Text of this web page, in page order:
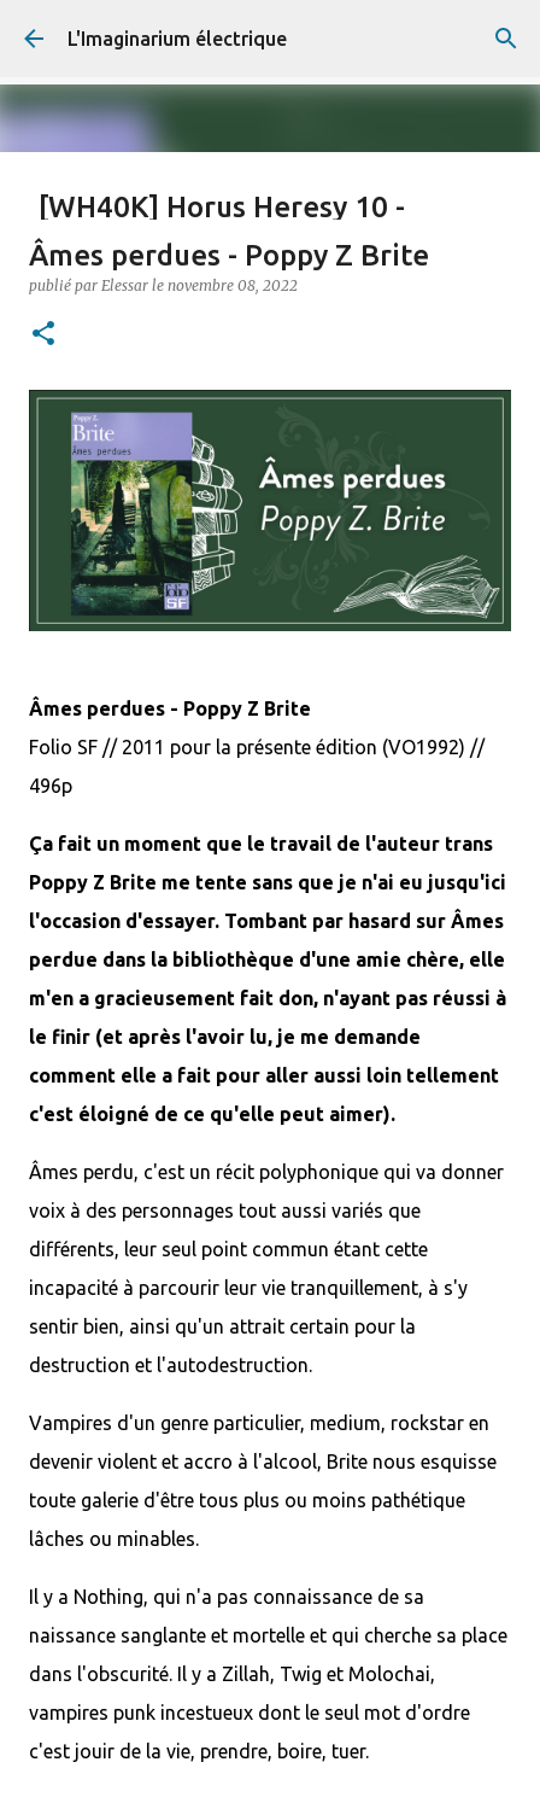
Accéder au contenu principal
L'Imaginarium électrique
[WH40K] Horus Heresy 10 -
Chronique de l'Hérésie
publié par Elessar juillet 13, 2026
Âmes perdues - Poppy Z Brite
publié par Elessar le novembre 08, 2022
Âmes perdues - Poppy Z Brite
Folio SF // 2011 pour la présente édition (VO1992) //
496p
Ça fait un moment que le travail de l'auteur trans
Poppy Z Brite me tente sans que je n'ai eu jusqu'ici
l'occasion d'essayer. Tombant par hasard sur Âmes
perdue dans la bibliothèque d'une amie chère, elle
m'en a gracieusement fait don, n'ayant pas réussi à
le finir (et après l'avoir lu, je me demande
comment elle a fait pour aller aussi loin tellement
c'est éloigné de ce qu'elle peut aimer).
Âmes perdu, c'est un récit polyphonique qui va donner
voix à des personnages tout aussi variés que
différents, leur seul point commun étant cette
incapacité à parcourir leur vie tranquillement, à s'y
sentir bien, ainsi qu'un attrait certain pour la
destruction et l'autodestruction.
Vampires d'un genre particulier, medium, rockstar en
devenir violent et accro à l'alcool, Brite nous esquisse
toute galerie d'être tous plus ou moins pathétique
lâches ou minables.
Il y a Nothing, qui n'a pas connaissance de sa
naissance sanglante et mortelle et qui cherche sa place
dans l'obscurité. Il y a Zillah, Twig et Molochai,
vampires punk incestueux dont le seul mot d'ordre
c'est jouir de la vie, prendre, boire, tuer.